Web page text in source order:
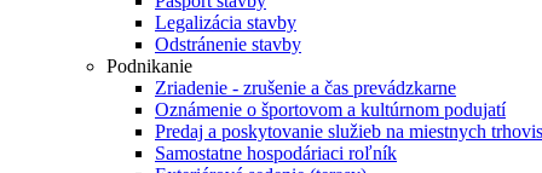
Legalizácia stavby
Odstránenie stavby
Podnikanie
Zriadenie - zrušenie a čas prevádzkarne
Oznámenie o športovom a kultúrnom podujatí
Predaj a poskytovanie služieb na miestnych
Samostatne hospodáriaci roľník